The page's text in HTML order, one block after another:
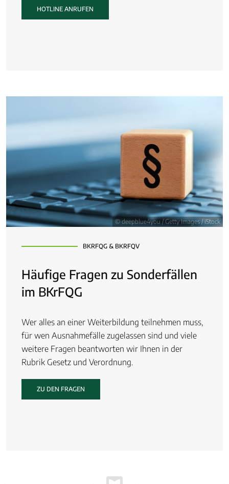
HOTLINE ANRUFEN
© deepblue4you / Getty Images / iStock
BKRFQG & BKRFQV
Häufige Fragen zu­ Sonderfällen
im BKrFQG
Wer alles an einer Weiterbildung teilnehmen muss,
für wen Ausnahmefälle zugelassen sind und viele
weitere Fragen beantworten wir Ihnen in der
Rubrik Gesetz und Verordnung.
ZU DEN FRAGEN